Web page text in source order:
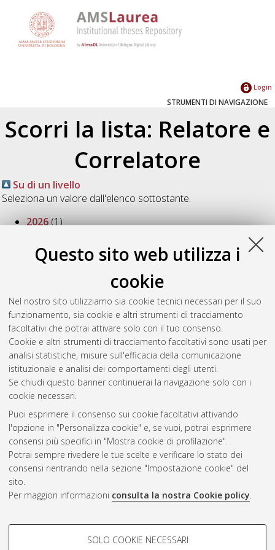
Questo sito web utilizza i
cookie
Nel nostro sito utilizziamo sia cookie tecnici necessari per il suo
funzionamento, sia cookie e altri strumenti di tracciamento
facoltativi che potrai attivare solo con il tuo consenso.
Cookie e altri strumenti di tracciamento facoltativi sono usati per
analisi statistiche, misure sull'efficacia della comunicazione
istituzionale e analisi dei comportamenti degli utenti.
Se chiudi questo banner continuerai la navigazione solo con i
cookie necessari.
Puoi esprimere il consenso sui cookie facoltativi attivando
l'opzione in "Personalizza cookie" e, se vuoi, potrai esprimere
consensi più specifici in "Mostra cookie di profilazione".
Potrai sempre rivedere le tue scelte e verificare lo stato dei
consensi rientrando nella sezione "Impostazione cookie" del
sito.
Per maggiori informazioni consulta la nostra Cookie policy.
COOKIE DI PROFILAZIONE -
SOLO COOKIE NECESSARI
Login
STRUMENTI DI NAVIGAZIONE
Scorri la lista: Relatore e
Correlatore
Su di un livello
Seleziona un valore dall'elenco sottostante.
2026(1)
2024(3)
2023(5)
2020(2)
2019(2)
2017 (1)
2016(1)
2015(1)
2014(1)
Atom
Rss 1.0
Rss 2.0
AMS Laurea
Impostazioni Cookie
Informativa sulla privacy